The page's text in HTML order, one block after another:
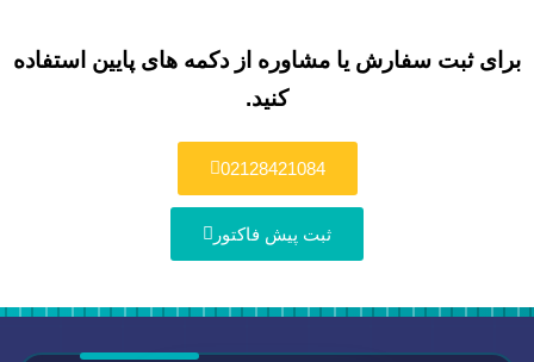
برای ثبت سفارش یا مشاوره از دکمه های پایین استفاده
کنید.
02128421084
ثبت پیش فاکتور